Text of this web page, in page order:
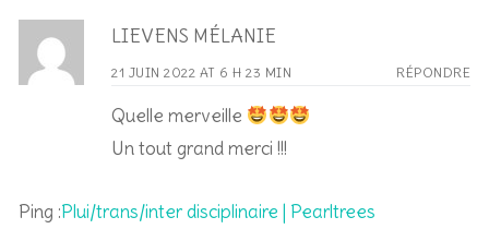
LIEVENS MÉLANIE
21 JUIN 2022 AT 6 H 23 MIN RÉPONDRE
Quelle merveille
Un tout grand merci !!!
Ping :Plui/trans/inter disciplinaire | Pearltrees